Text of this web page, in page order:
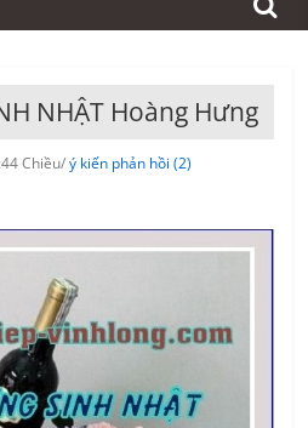
NHẬT Hoàng Hưng
Chiều/ý kiến phản hồi (2)